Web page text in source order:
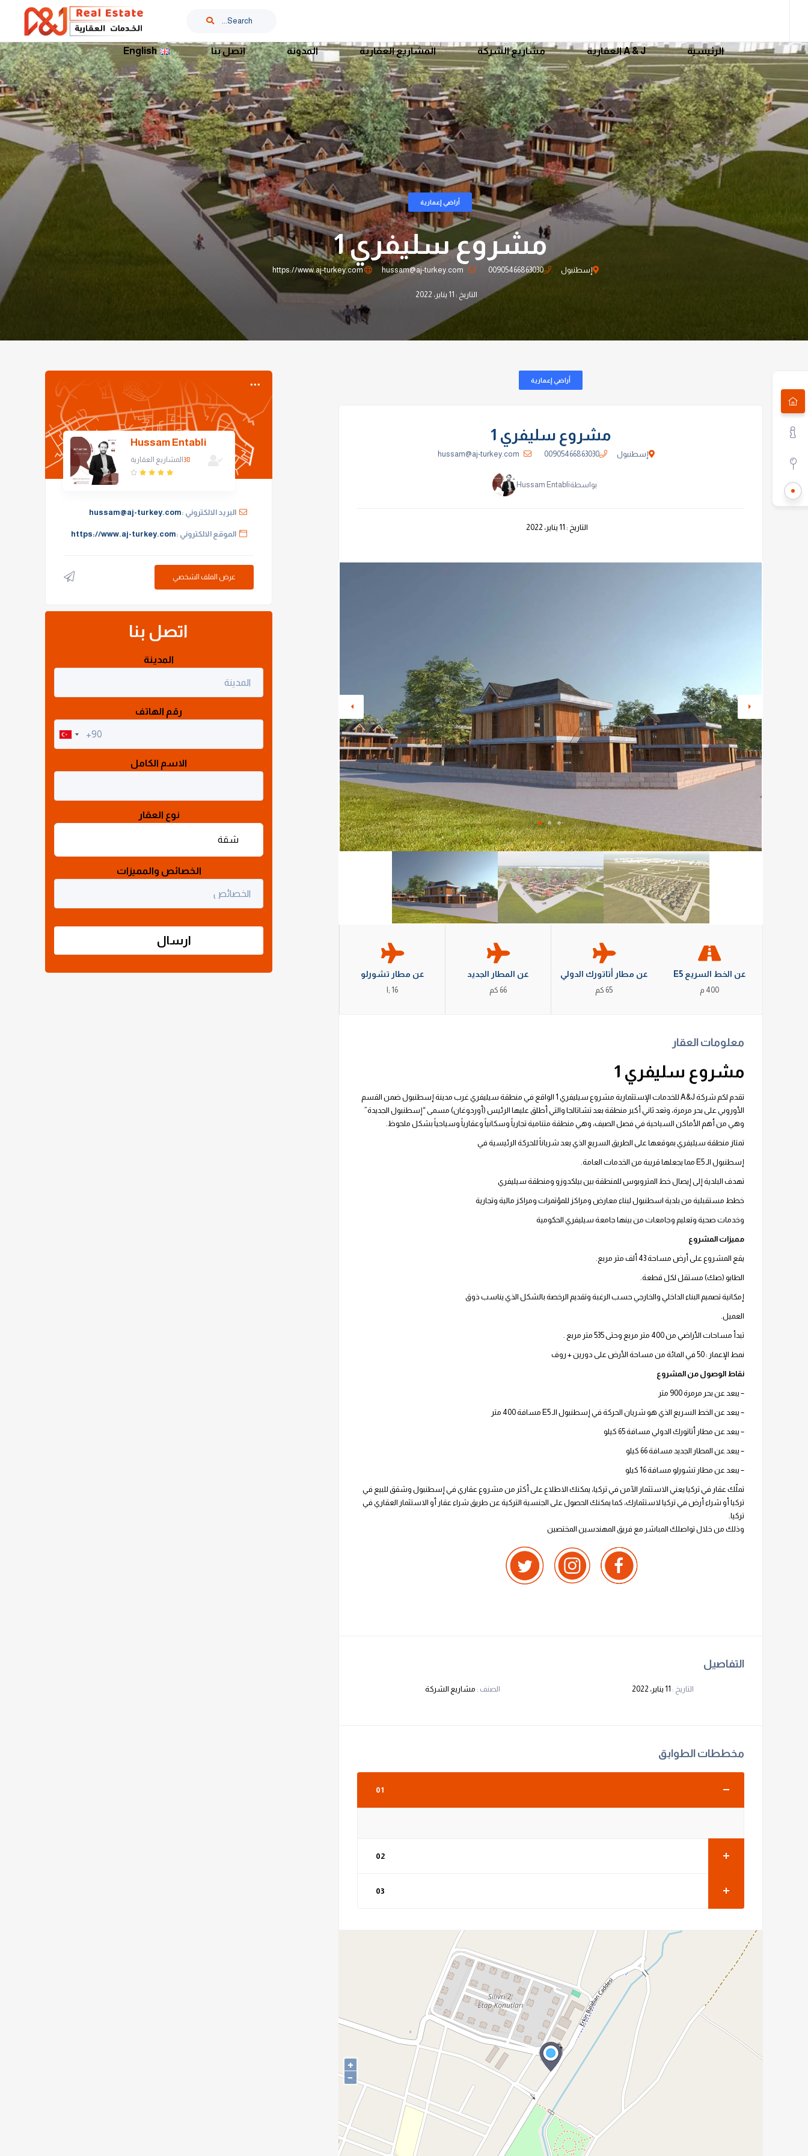
Search...
English اتصل بنا المدونة المشاريع العقارية مشاريع الشركة A & J العقارية الرئيسية
أراضي إعمارية
مشروع سليفري 1
إسطنبول 00905466863030
التاريخ : 11 يناير، 2022
أراضي إعمارية
مشروع سليفري 1
إسطنبول 00905466863030
بواسطةHussam Entabli
التاريخ : 11 يناير، 2022
عن الخط السريع E5
400 م
عن مطار أتاتورك الدولي
65 كم
عن المطار الجديد
66 كم
عن مطار تشورلو
16 ;l
معلومات العقار
مشروع سليفري 1
تقدم لكم شركة A&J للخدمات الإستثمارية مشروع سيليفري 1 الواقع في منطقة سيليفري غرب مدينة إسطنبول ضمن القسم
الأوروبي على بحر مرمرة، وتعد ثاني أكبر منطقة بعد تشاتالجا والتي أطلق عليها الرئيس (أوردوغان) مسمى “إسطنبول الجديدة”
وهي من أهم الأماكن السياحية في فصل الصيف، وهي منطقة متنامية تجارياً وسكانياً وعقارياً وسياحياً بشكل ملحوظ.
تمتاز منطقة سيليفري بموقعها على الطريق السريع الذي يعد شرياناً للحركة الرئيسية في
إسطنبول الـ E5 مما يجعلها قريبة من الخدمات العامة.
تهدف البلدية إلى إيصال خط المتروبوس للمنطقة بين بيلكدوزو ومنطقة سيليفري
خطط مستقبلية من بلدية اسطنبول لبناء معارض ومراكز للمؤتمرات ومراكز مالية وتجارية
وخدمات صحية وتعليم وجامعات من بينها جامعة سيليفري الحكومية
مميزات المشروع
يقع المشروع على أرض مساحة 43 ألف متر مربع.
الطابو (صك) مستقل لكل قطعة.
إمكانية تصميم البناء الداخلي والخارجي حسب الرغبة وتقديم الرخصة بالشكل الذي يناسب ذوق
العميل.
تبدأ مساحات الأراضي من 400 متر مربع وحتى 535 متر مربع .
نمط الإعمار : 50 في المائة من مساحة الأرض على دورين + روف
نقاط الوصول من المشروع
– يبعد عن بحر مرمرة 900 متر
– يبعد عن الخط السريع الذي هو شريان الحركة في إسطنبول الـ E5 مسافة 400 متر
– يبعد عن مطار أتاتورك الدولي مسافة 65 كيلو
– يبعد عن المطار الجديد مسافة 66 كيلو
– يبعد عن مطار تشورلو مسافة 16 كيلو
تملّك عقار في تركيا يعني الاستثمار الآمن في تركيا، يمكنك الاطلاع على أكثر من مشروع عقاري في إسطنبول وشقق للبيع في
تركيا أو شراء أرض في تركيا لاستثمارك، كما يمكنك الحصول على الجنسية التركية عن طريق شراء عقار أو الاستثمار العقاري في
تركيا.
وذلك من خلال تواصلك المباشر مع فريق المهندسين المختصين
التفاصيل
التاريخ : 11 يناير، 2022 الصنف : مشاريع الشركة
مخططات الطوابق
01
02
03
+
−
Hussam Entabli
38المشاريع العقارية
البريد الالكتروني :hussam@aj-turkey.com
الموقع الالكتروني :https://www.aj-turkey.com
عرض الملف الشخصي
اتصل بنا
المدينة
رقم الهاتف
الاسم الكامل
نوع العقار
الخصائص والمميزات